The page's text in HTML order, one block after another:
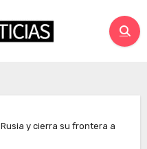
y cierra su frontera a